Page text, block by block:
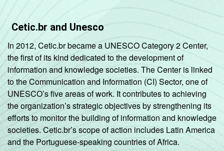
FAMILIAR
SM até 2 SM
91 9
Mais de 2
SM até 3 SM
91 9
Mais de 3
SM
94 6
CLASSE
AB 93
Cetic.br and Unesco
In 2012, Cetic.br became a UNESCO Category 2 Center,
the first of its kind dedicated to the development of
information and knowledge societies. The Center is linked
to the Communication and Information (CI) Sector, one of
UNESCO’s five areas of work. It contributes to achieving
the organization’s strategic objectives by strengthening its
efforts to monitor the building of information and knowledge
societies. Cetic.br’s scope of action includes Latin America
and the Portuguese-speaking countries of Africa.